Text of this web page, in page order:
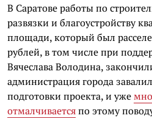
В Саратове работы по
развязки и благоустройству
площади, который был
рублей, в том числе при
Вячеслава Володина,
администрация города
подготовки проекта, и уже
отмалчиваетсяпо этому